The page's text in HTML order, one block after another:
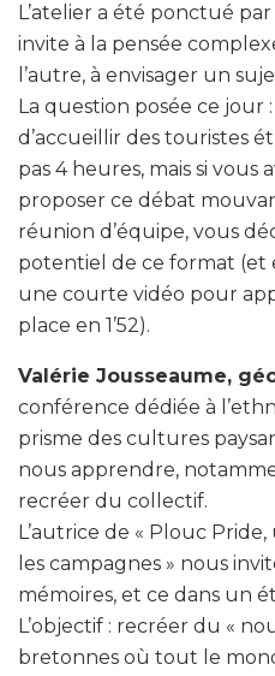
L’atelier a été ponctué
invite à la pensée
l’autre, à envisager un
La question posée ce jour
d’accueillir des touristes
pas 4 heures, mais si
proposer ce débat
réunion d’équipe, vous
potentiel de ce format (et
une courte vidéo pour
place en 1’52).
Valérie Jousseaume,
conférence dédiée à
prisme des cultures
nous apprendre,
recréer du collectif.
L’autrice de « Plouc
les campagnes » nous
mémoires, et ce dans un
L’objectif : recréer du «
bretonnes où tout le